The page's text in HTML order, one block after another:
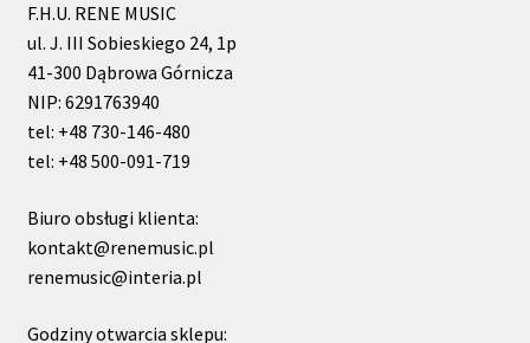
F.H.U. RENE MUSIC
ul. J. III Sobieskiego 24, 1p
41-300 Dąbrowa Górnicza
NIP: 6291763940
tel: +48 730-146-480
tel: +48 500-091-719
Biuro obsługi klienta:
kontakt@renemusic.pl
renemusic@interia.pl
Godziny otwarcia sklepu: